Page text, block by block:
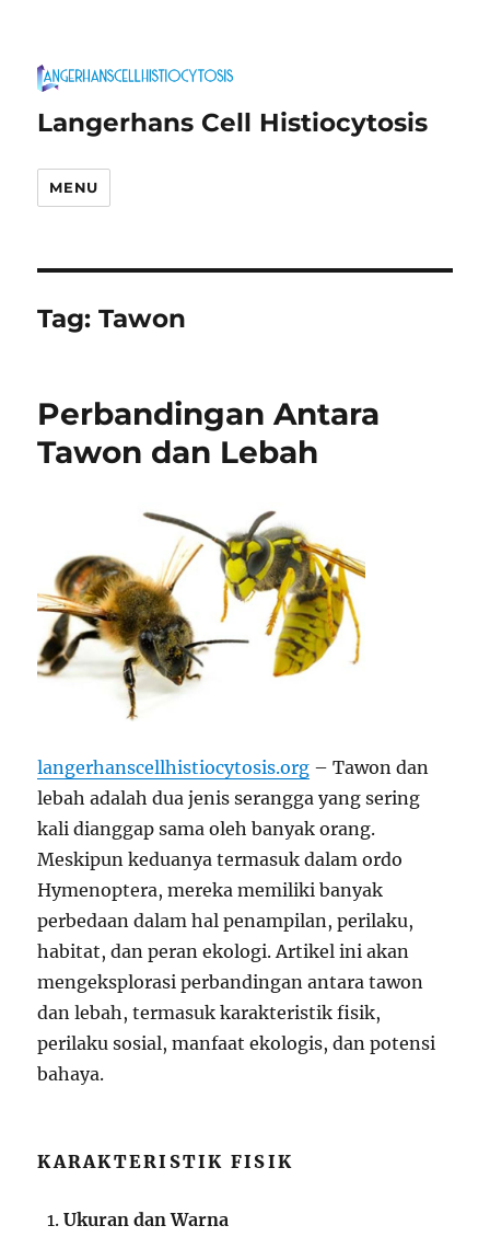
Langerhans Cell Histiocytosis
MENU
Tag:Tawon
Perbandingan Antara
Tawon dan Lebah
langerhanscellhistiocytosis.org – Tawon dan
lebah adalah dua jenis serangga yang sering
kali dianggap sama oleh banyak orang.
Meskipun keduanya termasuk dalam ordo
Hymenoptera, mereka memiliki banyak
perbedaan dalam hal penampilan, perilaku,
habitat, dan peran ekologi. Artikel ini akan
mengeksplorasi perbandingan antara tawon
dan lebah, termasuk karakteristik fisik,
perilaku sosial, manfaat ekologis, dan potensi
bahaya.
KARAKTERISTIK FISIK
Ukuran dan Warna